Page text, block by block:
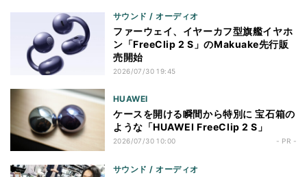
サウンド / オーディオ
ファーウェイ、イヤーカフ型旗艦イヤホ
ン「FreeClip 2 S」のMakuake先行販
売開始
2026/07/30 19:45
HUAWEI
ケースを開ける瞬間から特別に 宝石箱の
ような「HUAWEI FreeClip 2 S」
2026/07/30 10:00 - PR -
サウンド / オーディオ